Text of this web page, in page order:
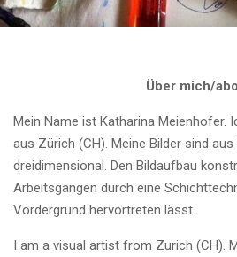
Über mich/
Mein Name ist Katharina Meienhofer.
aus Zürich (CH). Meine Bilder sind aus
dreidimensional. Den Bildaufbau
Arbeitsgängen durch eine
Vordergrund hervortreten lässt.
I am a visual artist from Zurich (CH).